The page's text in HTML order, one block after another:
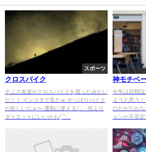
スポーツ
クロスバイク
テニス友達がクロスバイクを買ったみたい
だ！！ インスタで見たｗ やっぱりバイク
が欲しいなぁ〜 通勤に使えるし、何より
ダイエットにいいかも(￣...
神モチベ
今年は目標設
ようと思う
のだがなか
ョンが不安定